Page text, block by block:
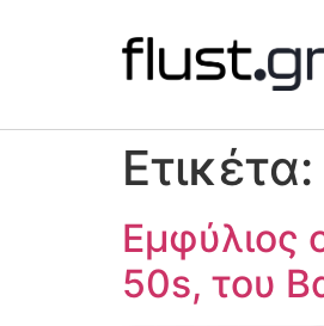
Ετικέτα:
Εμφύλιος
50s, του